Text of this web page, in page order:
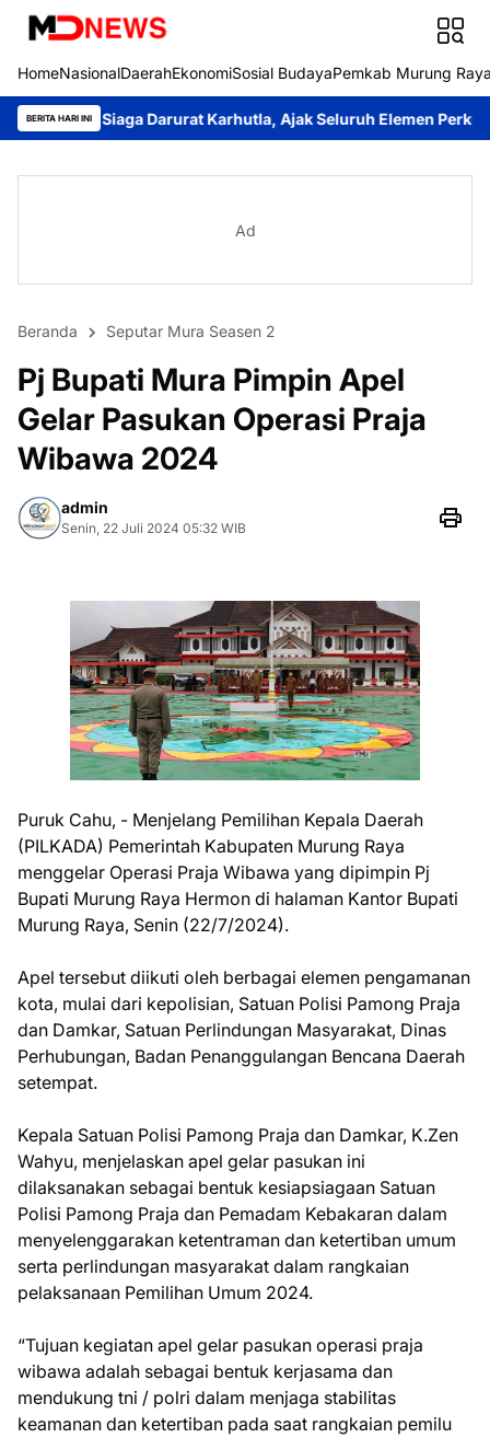
HomeNasionalDaerahEkonomiSosial BudayaPemkab Murung
BERITA HARI INI
Darurat Karhutla, Ajak Seluruh Elemen Perkuat Pencegahan
Ad
Beranda Seputar Mura Seasen 2
Pj Bupati Mura Pimpin Apel
Gelar Pasukan Operasi Praja
Wibawa 2024
admin
Senin, 22 Juli 2024 05:32 WIB
Puruk Cahu, - Menjelang Pemilihan Kepala Daerah
(PILKADA) Pemerintah Kabupaten Murung Raya
menggelar Operasi Praja Wibawa yang dipimpin Pj
Bupati Murung Raya Hermon di halaman Kantor Bupati
Murung Raya, Senin (22/7/2024).
Apel tersebut diikuti oleh berbagai elemen pengamanan
kota, mulai dari kepolisian, Satuan Polisi Pamong Praja
dan Damkar, Satuan Perlindungan Masyarakat, Dinas
Perhubungan, Badan Penanggulangan Bencana Daerah
setempat.
Kepala Satuan Polisi Pamong Praja dan Damkar, K.Zen
Wahyu, menjelaskan apel gelar pasukan ini
dilaksanakan sebagai bentuk kesiapsiagaan Satuan
Polisi Pamong Praja dan Pemadam Kebakaran dalam
menyelenggarakan ketentraman dan ketertiban umum
serta perlindungan masyarakat dalam rangkaian
pelaksanaan Pemilihan Umum 2024.
“Tujuan kegiatan apel gelar pasukan operasi praja
wibawa adalah sebagai bentuk kerjasama dan
mendukung tni / polri dalam menjaga stabilitas
keamanan dan ketertiban pada saat rangkaian pemilu